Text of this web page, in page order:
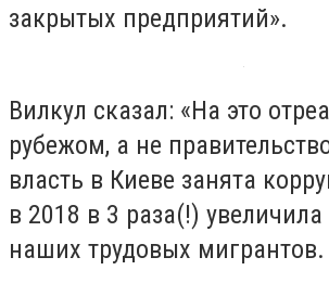
закрытых предприятий».
Вилкул сказал: «На это
рубежом, а не
власть в Киеве занята
в 2018 в 3 раза(!)
наших трудовых мигрантов.